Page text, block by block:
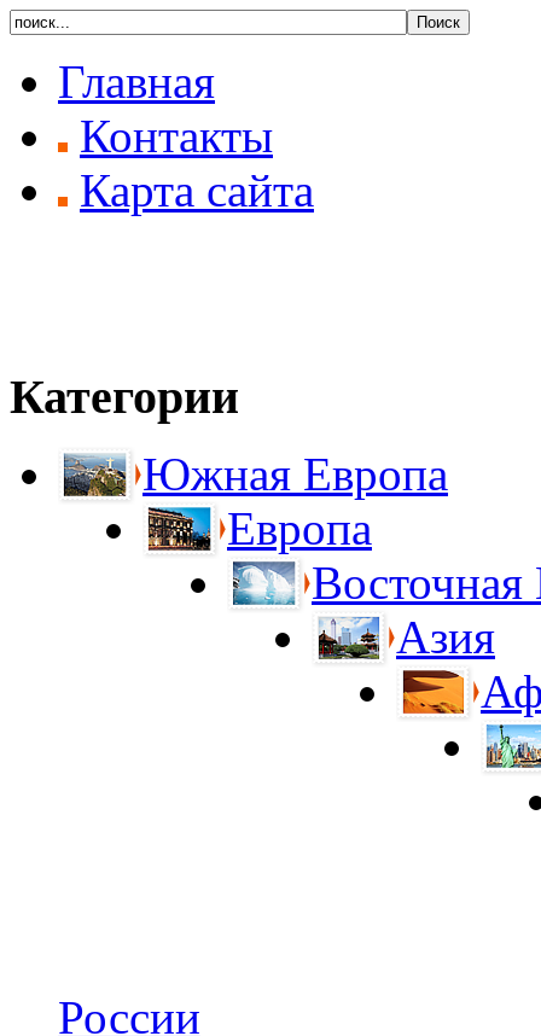
Главная
Контакты
Карта сайта
Категории
Южная Европа
Европа
Восточная
Азия
России